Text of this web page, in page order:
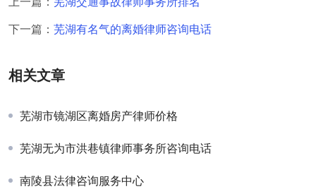
下一篇： 芜湖有名气的离婚律师咨询电话
相关文章
芜湖市镜湖区离婚房产律师价格
芜湖无为市洪巷镇律师事务所咨询电话
南陵县法律咨询服务中心